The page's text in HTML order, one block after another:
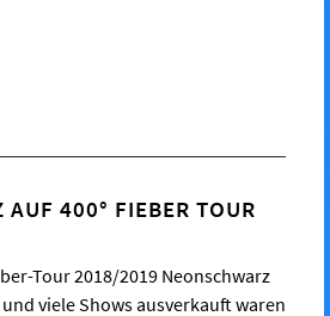
AUF 400° FIEBER TOUR
Tour 2018/2019 Neonschwarz
viele Shows ausverkauft waren